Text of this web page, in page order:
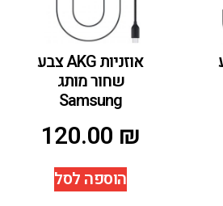
אוזניות AKG צבע
שחור מותג
Samsung
120.00₪
הוספה לסל